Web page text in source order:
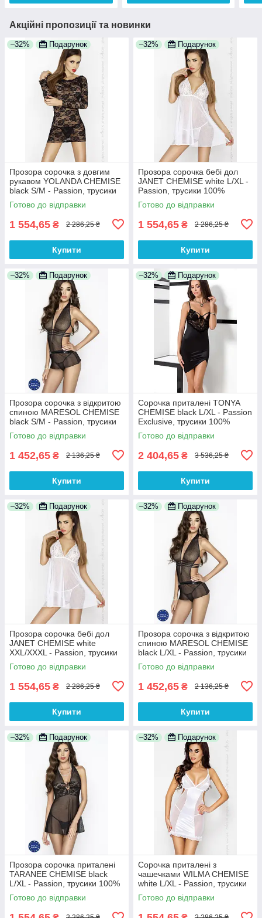
Акційні пропозиції та новинки
–32% Подарунок
Прозора сорочка з довгим
рукавом YOLANDA CHEMISE
black S/M - Passion, трусики
100% Анонімності
Готово до відправки
1 554,65 ₴ 2 286,25 ₴
Купити
–32% Подарунок
Прозора сорочка бебі дол
JANET CHEMISE white L/XL -
Passion, трусики 100%
Анонімності
Готово до відправки
1 554,65 ₴ 2 286,25 ₴
Купити
–32% Подарунок
Прозора сорочка з відкритою
спиною MARESOL CHEMISE
black S/M - Passion, трусики
100% Анонімності
Готово до відправки
1 452,65 ₴ 2 136,25 ₴
Купити
–32% Подарунок
Сорочка приталені TONYA
CHEMISE black L/XL - Passion
Exclusive, трусики 100%
Анонімності
Готово до відправки
2 404,65 ₴ 3 536,25 ₴
Купити
–32% Подарунок
Прозора сорочка бебі дол
JANET CHEMISE white
XXL/XXXL - Passion, трусики
100% Анонімності
Готово до відправки
1 554,65 ₴ 2 286,25 ₴
Купити
–32% Подарунок
Прозора сорочка з відкритою
спиною MARESOL CHEMISE
black L/XL - Passion, трусики
100% Анонімності
Готово до відправки
1 452,65 ₴ 2 136,25 ₴
Купити
–32% Подарунок
Прозора сорочка приталені
TARANEE CHEMISE black
L/XL - Passion, трусики 100%
Анонімності
Готово до відправки
–32% Подарунок
Сорочка приталені з
чашечками WILMA CHEMISE
white L/XL - Passion, трусики
100% Анонімності
Готово до відправки